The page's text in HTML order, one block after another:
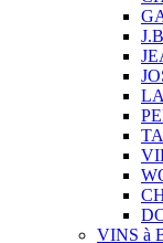
VINS à